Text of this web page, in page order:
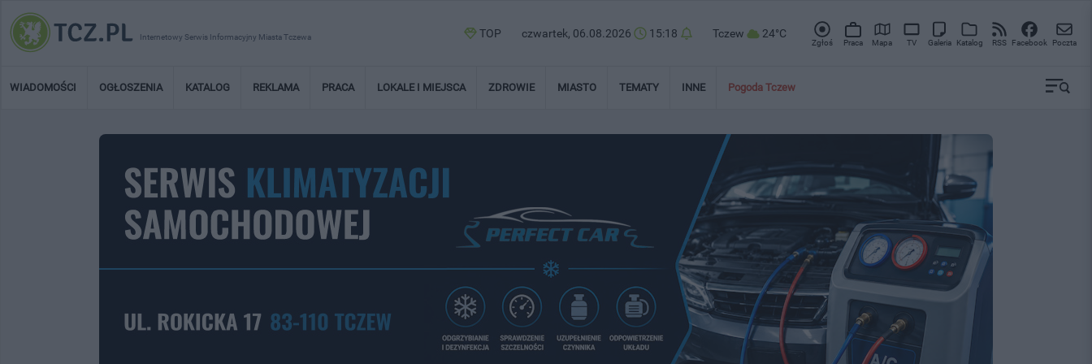
Internetowy Serwis Informacyjny Miasta Tczewa TOP czwartek, 06.08.2026 15:18 Tczew 24°C
Zgłoś Praca Mapa TV Galeria Katalog RSS Facebook Poczta
WIADOMOŚCI OGŁOSZENIA KATALOG REKLAMA PRACA LOKALE I MIEJSCA ZDROWIE MIASTO TEMATY INNE Pogoda Tczew